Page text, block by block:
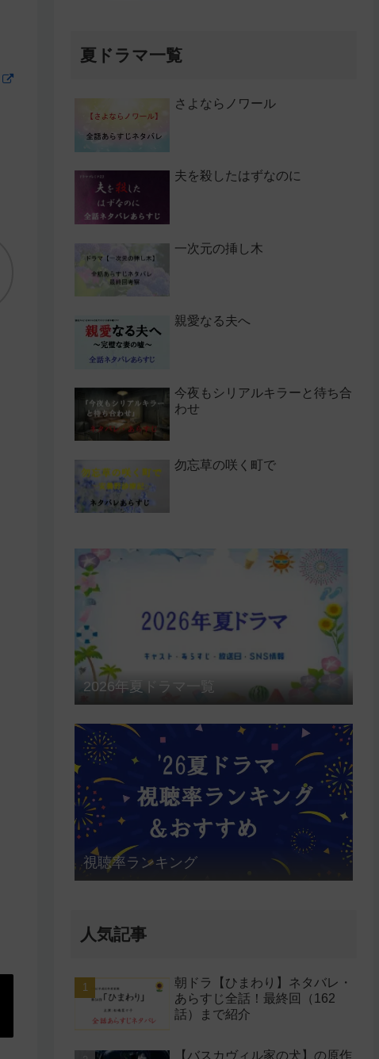
夏ドラマ一覧
さよならノワール
夫を殺したはずなのに
一次元の挿し木
親愛なる夫へ
今夜もシリアルキラーと待ち合
わせ
勿忘草の咲く町で
2026年夏ドラマ一覧
視聴率ランキング
人気記事
朝ドラ【ひまわり】ネタバレ・
あらすじ全話！最終回（162
話）まで紹介
【バスカヴィル家の犬】の原作